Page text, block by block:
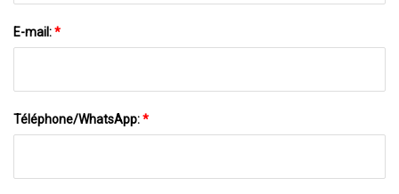
E-mail:*
Téléphone/WhatsApp:*